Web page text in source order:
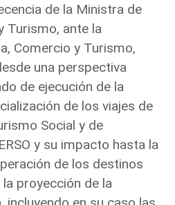
de la Ministra de
Turismo, ante la
Comercio y Turismo,
una perspectiva
de ejecución de la
de los viajes de
Social y de
y su impacto hasta la
de los destinos
proyección de la